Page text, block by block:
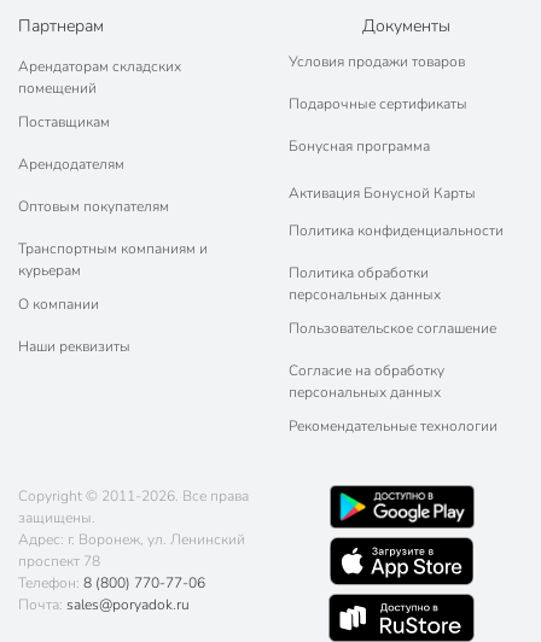
Партнерам
Арендаторам складских
помещений
Поставщикам
Арендодателям
Оптовым покупателям
Транспортным компаниям и
курьерам
О компании
Наши реквизиты
Документы
Условия продажи товаров
Подарочные сертификаты
Бонусная программа
Активация Бонусной Карты
Политика конфиденциальности
Политика обработки
персональных данных
Пользовательское соглашение
Согласие на обработку
персональных данных
Рекомендательные технологии
Copyright © 2011-2026. Все права
защищены.
Адрес: г. Воронеж, ул. Ленинский
проспект 78
Телефон: 8 (800) 770-77-06
Почта: sales@poryadok.ru